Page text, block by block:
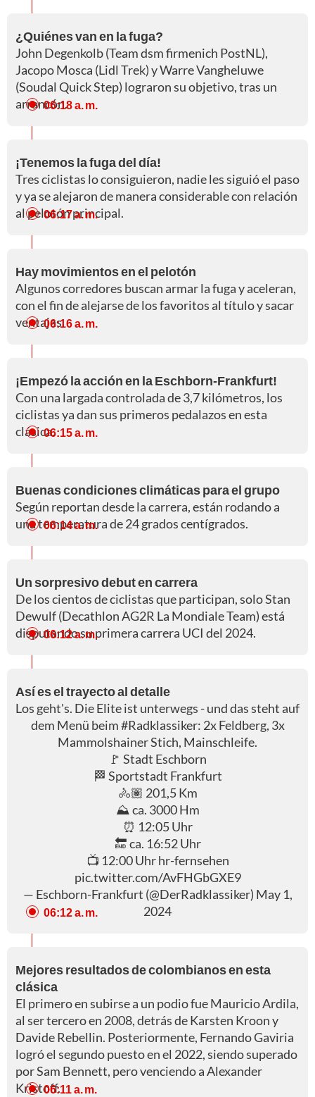
¿Quiénes van en la fuga?
John Degenkolb (Team dsm firmenich PostNL),
Jacopo Mosca (Lidl Trek) y Warre Vangheluwe
(Soudal Quick Step) lograron su objetivo, tras un
arrancón.06:18 a. m.
¡Tenemos la fuga del día!
Tres ciclistas lo consiguieron, nadie les siguió el paso
y ya se alejaron de manera considerable con relación
al pelotón principal.
06:17 a. m.
Hay movimientos en el pelotón
Algunos corredores buscan armar la fuga y aceleran,
con el fin de alejarse de los favoritos al título y sacar
ventajas.06:16 a. m.
¡Empezó la acción en la Eschborn-Frankfurt!
Con una largada controlada de 3,7 kilómetros, los
ciclistas ya dan sus primeros pedalazos en esta
clásica.06:15 a. m.
Buenas condiciones climáticas para el grupo
Según reportan desde la carrera, están rodando a
una temperatura de 24 grados centígrados.
06:14 a. m.
Un sorpresivo debut en carrera
De los cientos de ciclistas que participan, solo Stan
Dewulf (Decathlon AG2R La Mondiale Team) está
disputando su primera carrera UCI del 2024.
06:12 a. m.
Así es el trayecto al detalle
Los geht's. Die Elite ist unterwegs - und das steht auf
dem Menü beim#Radklassiker: 2x Feldberg, 3x
Mammolshainer Stich, Mainschleife.
🚩 Stadt Eschborn
🏁 Sportstadt Frankfurt
🚴🏽 201,5 Km
⛰️ ca. 3000 Hm
⏰ 12:05 Uhr
🔚 ca. 16:52 Uhr
📺 12:00 Uhr hr-fernsehen
pic.twitter.com/AvFHGbGXE9
— Eschborn-Frankfurt (@DerRadklassiker) May 1,
2024
06:12 a. m.
Mejores resultados de colombianos en esta
clásica
El primero en subirse a un podio fue Mauricio Ardila,
al ser tercero en 2008, detrás de Karsten Kroon y
Davide Rebellin. Posteriormente, Fernando Gaviria
logró el segundo puesto en el 2022, siendo superado
por Sam Bennett, pero venciendo a Alexander
Kristoff.06:11 a. m.